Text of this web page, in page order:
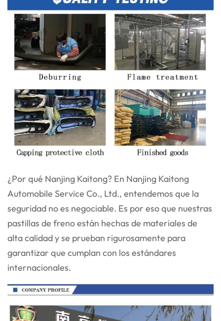
¿Por qué Nanjing Kaitong? En Nanjing Kaitong
Automobile Service Co., Ltd., entendemos que la
seguridad no es negociable. Es por eso que nuestras
pastillas de freno están hechas de materiales de
alta calidad y se prueban rigurosamente para
garantizar que cumplan con los estándares
internacionales.